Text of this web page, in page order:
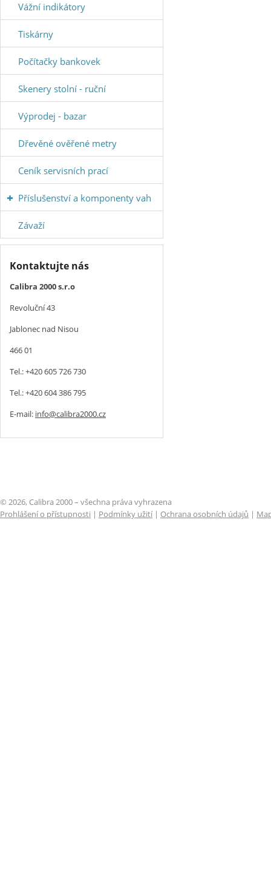
Vážní indikátory
Tiskárny
Počítačky bankovek
Skenery stolní - ruční
Výprodej - bazar
Dřevěné ověřené metry
Ceník servisních prací
Příslušenství a komponenty vah
Závaží
Kontaktujte nás
Calibra 2000 s.r.o
Revoluční 43
Jablonec nad Nisou
466 01
Tel.: +420 605 726 730
Tel.: +420 604 386 795
E-mail: info@calibra2000.cz
© 2026, Calibra 2000 – všechna práva vyhrazena
Prohlášení o přístupnosti | Podmínky užití| Ochrana osobních údajů |